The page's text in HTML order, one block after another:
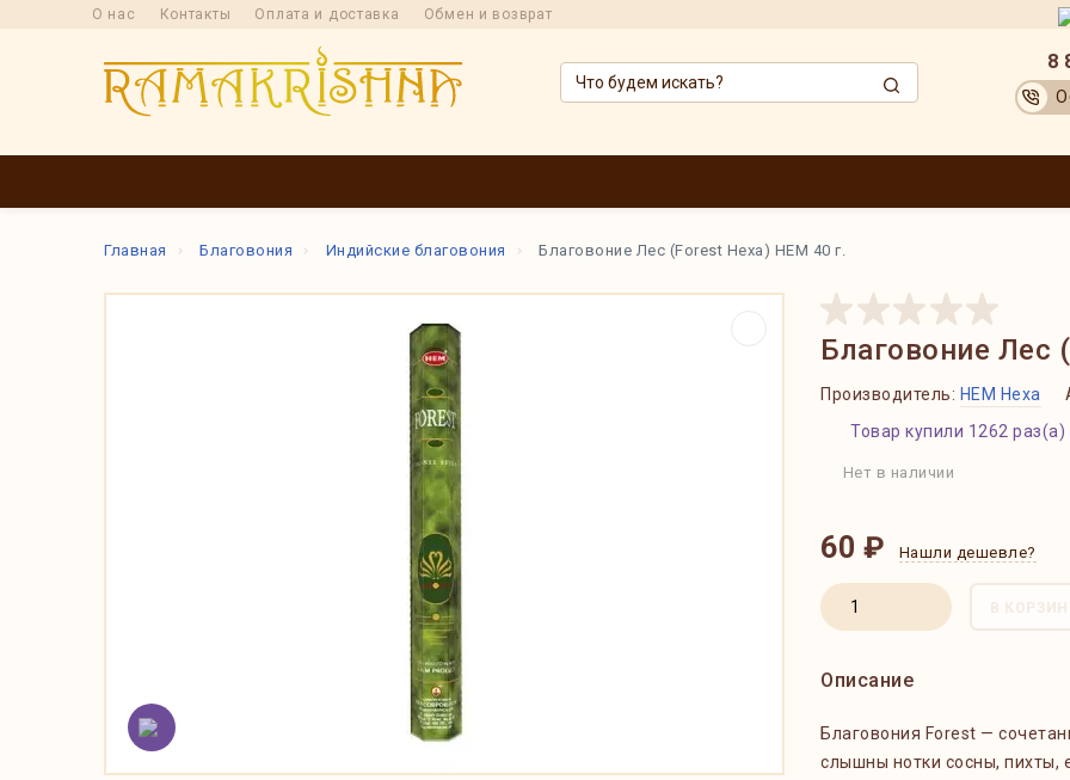
О нас Контакты Оплата и доставка Обмен и возврат
8
Главная Благовония Индийские благовония Благовоние Лес (Forest Hexa) HEM 40 г.
Благовоние Лес
Производитель: HEM Hexa
Товар купили 1262 раз(а)
Нет в наличии
60 ₽ Нашли дешевле?
В
Описание
Благовония Forest —
слышны нотки сосны, пихты,